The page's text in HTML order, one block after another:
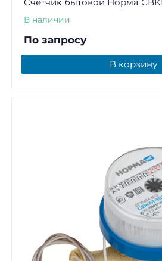
Счетчик бытовой Норма
В наличии
По запросу
В корзину